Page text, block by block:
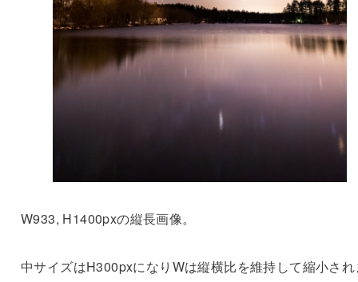
W933, H1400pxの縦長画像。
中サイズはH300pxになりWは縦横比を維持して縮小さ